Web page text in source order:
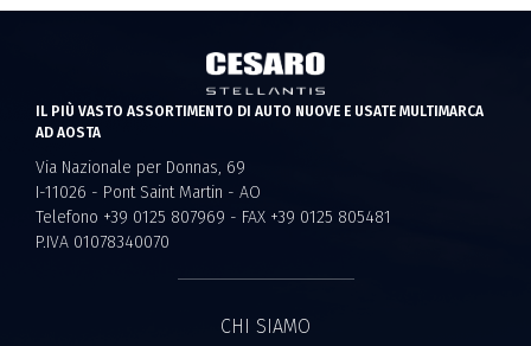
IL PIÙ VASTO ASSORTIMENTO DI AUTO NUOVE E USATE MULTIMARCA
AD AOSTA
Via Nazionale per Donnas, 69
I-11026 - Pont Saint Martin - AO
Telefono +39 0125 807969 - FAX +39 0125 805481
P.IVA 01078340070
CHI SIAMO